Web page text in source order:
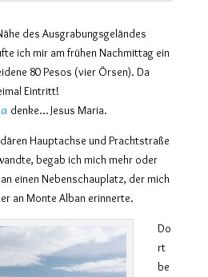
des Ausgrabungsgeländes
ich mir am frühen Nachmittag ein
80 Pesos (vier Örsen). Da
Eintritt!
denke… Jesus Maria.
Hauptachse und Prachtstraße
begab ich mich mehr oder
einen Nebenschauplatz, der mich
an Monte Alban erinnerte.
Do
rt
be